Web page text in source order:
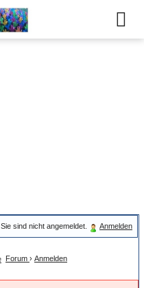
Sie sind nicht angemeldet. Anmelden
Forum › Anmelden